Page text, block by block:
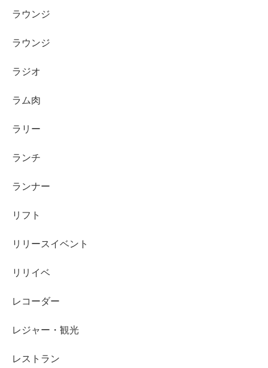
ラウンジ
ラウンジ
ラジオ
ラム肉
ラリー
ランチ
ランナー
リフト
リリースイベント
リリイベ
レコーダー
レジャー・観光
レストラン